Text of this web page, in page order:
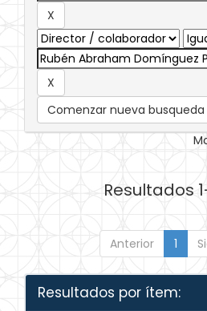
Comenzar nueva busqueda
Resultados
Anterior 1
Resultados por ítem: